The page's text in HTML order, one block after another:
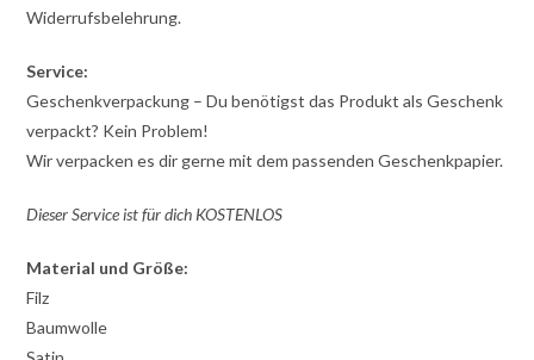
Widerrufsbelehrung.
Service:
Geschenkverpackung – Du benötigst das Produkt als Geschenk
verpackt? Kein Problem!
Wir verpacken es dir gerne mit dem passenden Geschenkpapier.
Dieser Service ist für dich KOSTENLOS
Material und Größe:
Filz
Baumwolle